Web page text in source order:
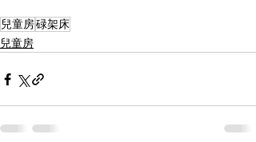
兒童房碌架床
兒童房